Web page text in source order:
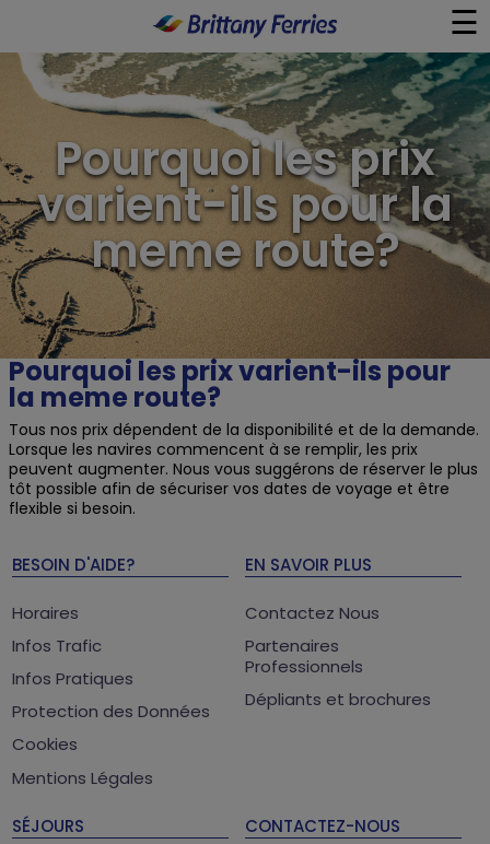
☰
×
Aller-retour Journée
Guides de Voyage
À Bord
Liens Utiles
Pourquoi les prix
varient-ils pour la
meme route?
Pourquoi les prix varient-ils pour
la meme route?
Tous nos prix dépendent de la disponibilité et de la demande.
Lorsque les navires commencent à se remplir, les prix
peuvent augmenter. Nous vous suggérons de réserver le plus
tôt possible afin de sécuriser vos dates de voyage et être
flexible si besoin.
BESOIN D'AIDE?
Horaires
Infos Trafic
Infos Pratiques
Protection des Données
Cookies
Mentions Légales
EN SAVOIR PLUS
Contactez Nous
Partenaires
Professionnels
Dépliants et brochures
SÉJOURS CONTACTEZ-NOUS